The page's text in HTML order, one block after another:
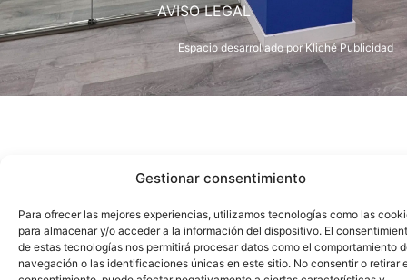
Gestionar consentimiento
Para ofrecer las mejores experiencias, utilizamos tecnologías como las
para almacenar y/o acceder a la información del dispositivo. El
de estas tecnologías nos permitirá procesar datos como el comportamiento
navegación o las identificaciones únicas en este sitio. No consentir o retirar
AVISO LEGAL
Espacio desarrollado porKliché Publicidad